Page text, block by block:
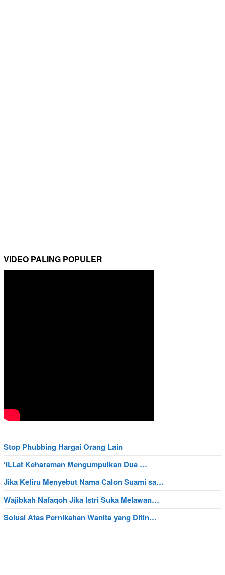
VIDEO PALING POPULER
Stop Phubbing Hargai Orang Lain
‘ILLat Keharaman Mengumpulkan Dua …
Jika Keliru Menyebut Nama Calon Suami sa…
Wajibkah Nafaqoh Jika Istri Suka Melawan…
Solusi Atas Pernikahan Wanita yang Ditin…